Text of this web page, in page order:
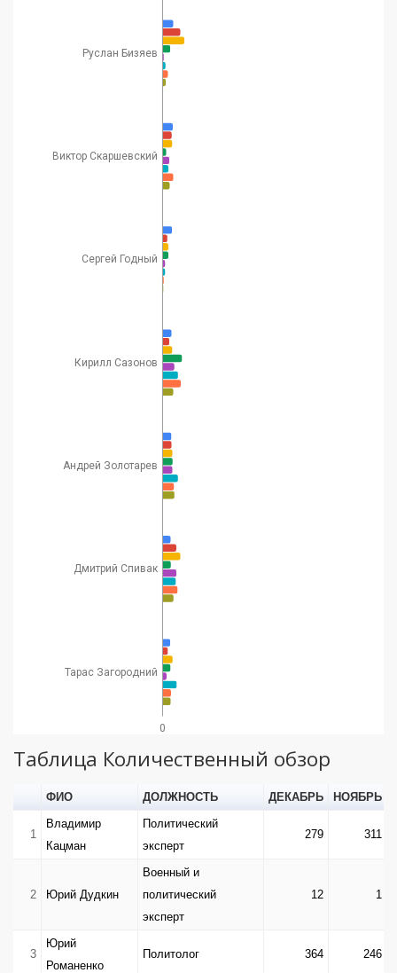
0
Руслан Бизяев
Виктор Скаршевский
Сергей Годный
Кирилл Сазонов
Андрей Золотарев
Дмитрий Спивак
Тарас Загородний
Таблица Количественный обзор
ФИО ДОЛЖНОСТЬ ДЕКАБРЬ НОЯБРЬ
1
Владимир
Кацман
Политический
эксперт
279 311
2 Юрий Дудкин
Военный и
политический
эксперт
12 1
3
Юрий
Романенко
Политолог 364 246